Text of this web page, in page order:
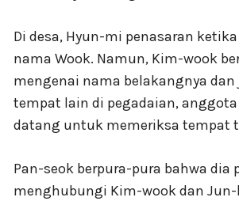
Di desa, Hyun-mi penasaran
nama Wook. Namun, Kim-wook
mengenai nama belakangnya dan
tempat lain di pegadaian,
datang untuk memeriksa tempat
Pan-seok berpura-pura bahwa dia
menghubungi Kim-wook dan